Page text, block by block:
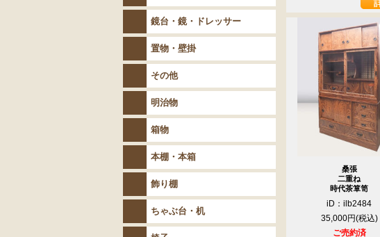
桑張
二重ね
時代茶箪笥
iD：ilb2484
35,000円
ご売約済
鏡台・鏡・ドレッサー
置物・壁掛
その他
明治物
箱物
本棚・本箱
飾り棚
ちゃぶ台・机